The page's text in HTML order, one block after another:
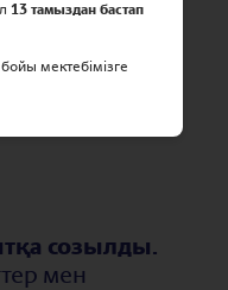
созылды.
мен
13 тамыздан бастап
мектебімізге